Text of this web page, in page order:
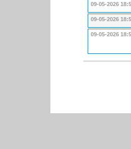
09-05-2026
09-05-2026
09-05-2026